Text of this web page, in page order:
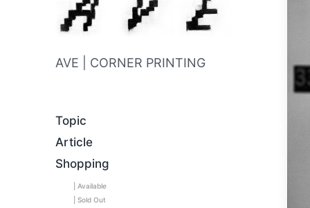
AVE | CORNER PRINTING
Topic
Article
Shopping
| Available
| Sold Out